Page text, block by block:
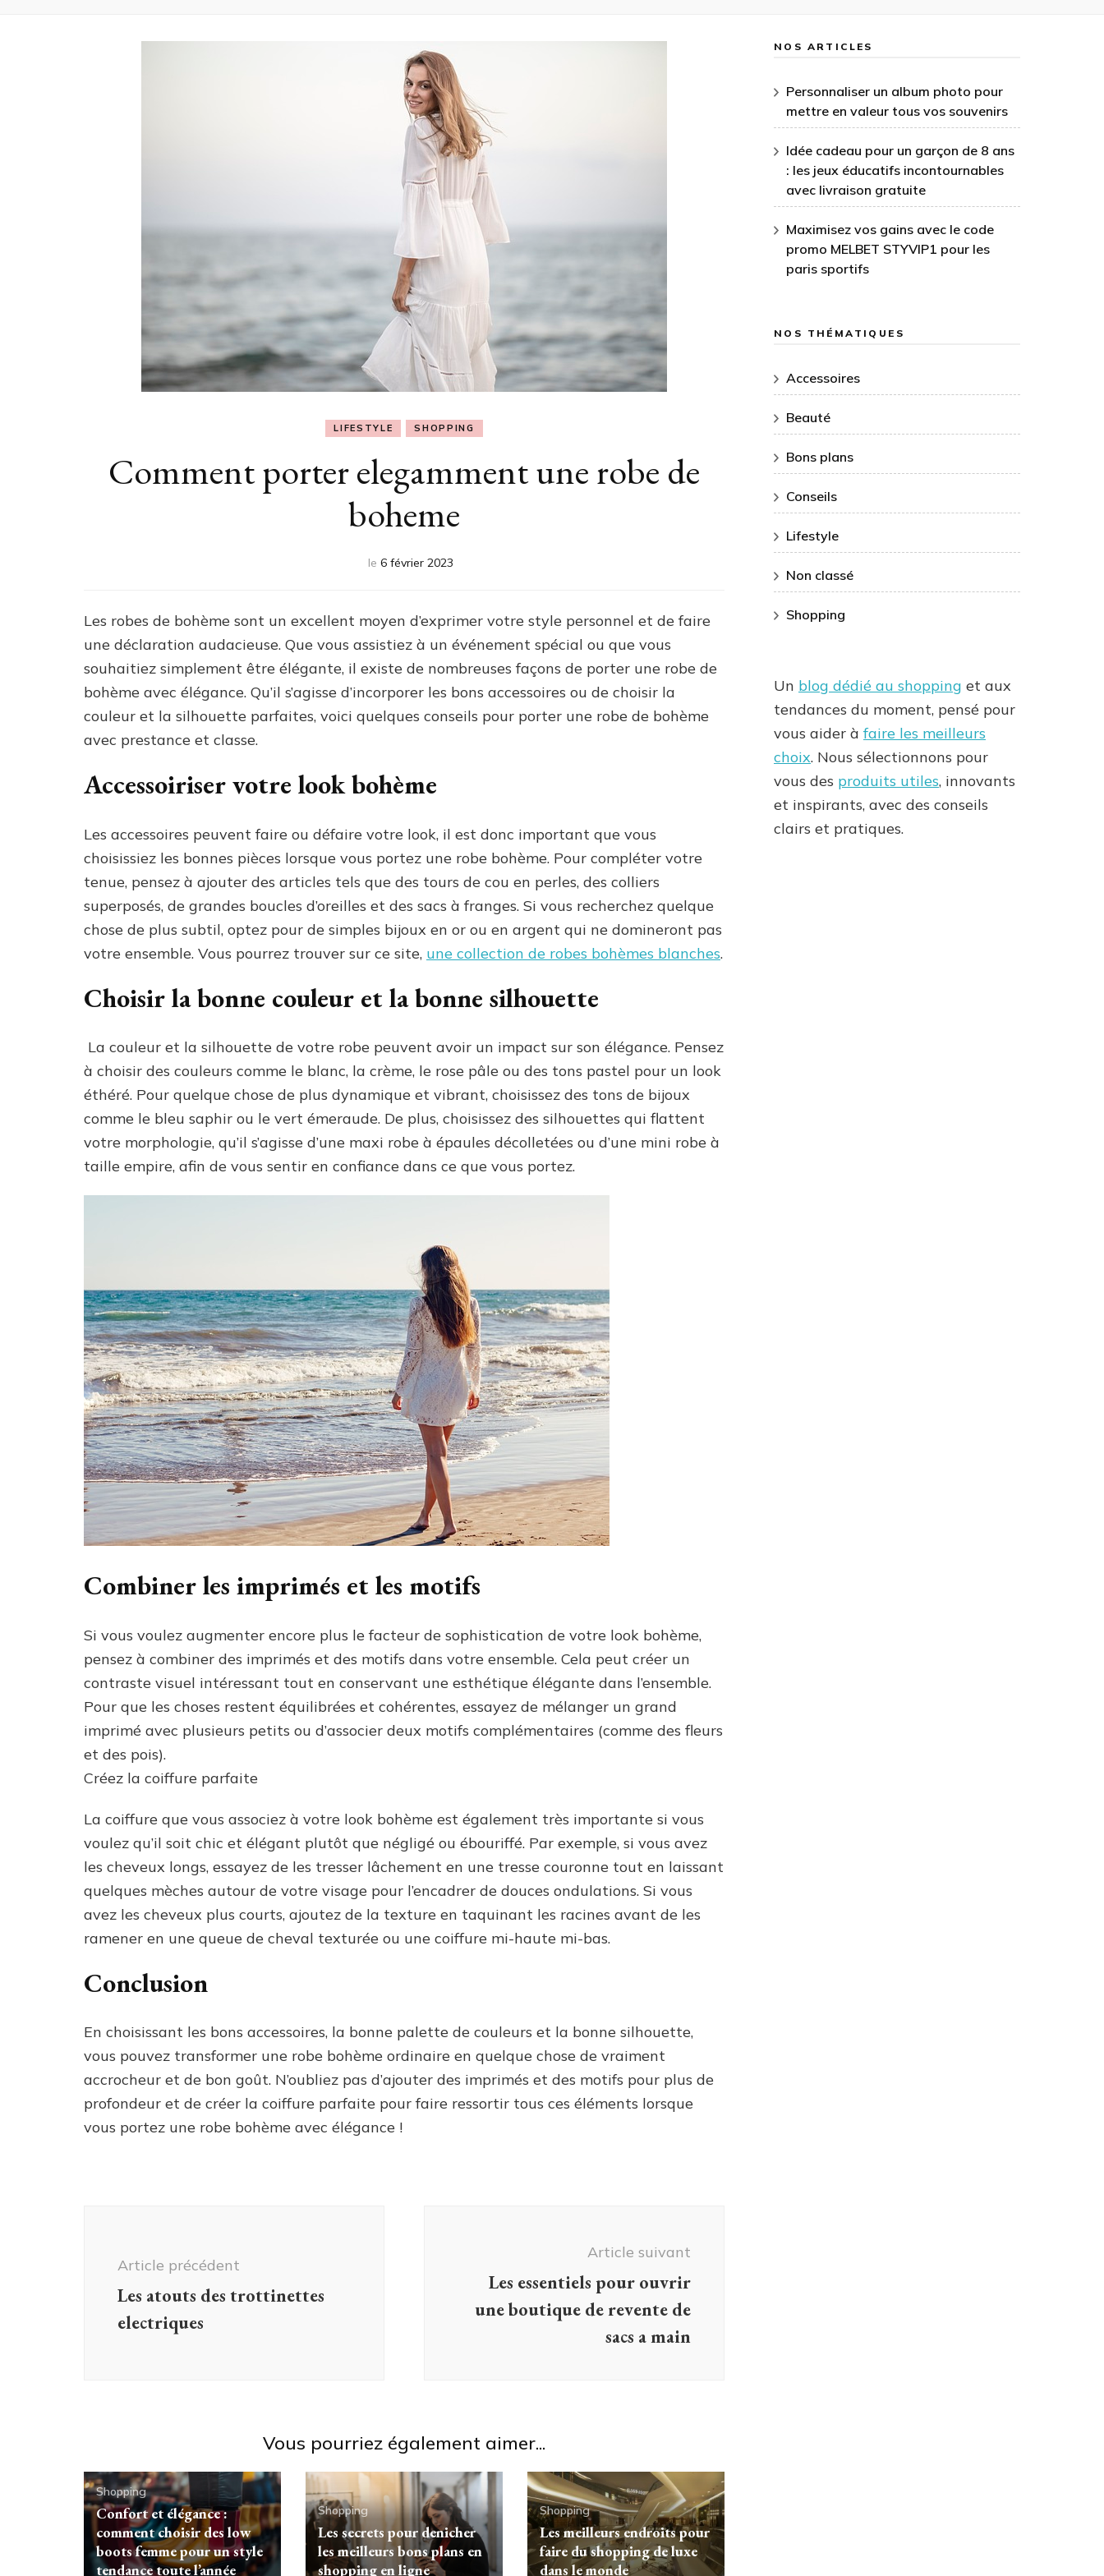
LIFESTYLE SHOPPING
Comment porter elegamment une robe de
boheme
le 6 février 2023
Les robes de bohème sont un excellent moyen d’exprimer votre style personnel et de faire
une déclaration audacieuse. Que vous assistiez à un événement spécial ou que vous
souhaitiez simplement être élégante, il existe de nombreuses façons de porter une robe de
bohème avec élégance. Qu’il s’agisse d’incorporer les bons accessoires ou de choisir la
couleur et la silhouette parfaites, voici quelques conseils pour porter une robe de bohème
avec prestance et classe.
Accessoiriser votre look bohème
Les accessoires peuvent faire ou défaire votre look, il est donc important que vous
choisissiez les bonnes pièces lorsque vous portez une robe bohème. Pour compléter votre
tenue, pensez à ajouter des articles tels que des tours de cou en perles, des colliers
superposés, de grandes boucles d’oreilles et des sacs à franges. Si vous recherchez quelque
chose de plus subtil, optez pour de simples bijoux en or ou en argent qui ne domineront pas
votre ensemble. Vous pourrez trouver sur ce site, une collection de robes bohèmes blanches.
Choisir la bonne couleur et la bonne silhouette
La couleur et la silhouette de votre robe peuvent avoir un impact sur son élégance. Pensez
à choisir des couleurs comme le blanc, la crème, le rose pâle ou des tons pastel pour un look
éthéré. Pour quelque chose de plus dynamique et vibrant, choisissez des tons de bijoux
comme le bleu saphir ou le vert émeraude. De plus, choisissez des silhouettes qui flattent
votre morphologie, qu’il s’agisse d’une maxi robe à épaules décolletées ou d’une mini robe à
taille empire, afin de vous sentir en confiance dans ce que vous portez.
Combiner les imprimés et les motifs
Si vous voulez augmenter encore plus le facteur de sophistication de votre look bohème,
pensez à combiner des imprimés et des motifs dans votre ensemble. Cela peut créer un
contraste visuel intéressant tout en conservant une esthétique élégante dans l’ensemble.
Pour que les choses restent équilibrées et cohérentes, essayez de mélanger un grand
imprimé avec plusieurs petits ou d’associer deux motifs complémentaires (comme des fleurs
et des pois).
Créez la coiffure parfaite
La coiffure que vous associez à votre look bohème est également très importante si vous
voulez qu’il soit chic et élégant plutôt que négligé ou ébouriffé. Par exemple, si vous avez
les cheveux longs, essayez de les tresser lâchement en une tresse couronne tout en laissant
quelques mèches autour de votre visage pour l’encadrer de douces ondulations. Si vous
avez les cheveux plus courts, ajoutez de la texture en taquinant les racines avant de les
ramener en une queue de cheval texturée ou une coiffure mi-haute mi-bas.
Conclusion
En choisissant les bons accessoires, la bonne palette de couleurs et la bonne silhouette,
vous pouvez transformer une robe bohème ordinaire en quelque chose de vraiment
accrocheur et de bon goût. N’oubliez pas d’ajouter des imprimés et des motifs pour plus de
profondeur et de créer la coiffure parfaite pour faire ressortir tous ces éléments lorsque
vous portez une robe bohème avec élégance !
Article précédent
Les atouts des trottinettes
electriques
Article suivant
Les essentiels pour ouvrir
une boutique de revente de
sacs a main
Vous pourriez également aimer...
Shopping
Confort et élégance :
comment choisir des low
boots femme pour un style
tendance toute l’année
Shopping
Les secrets pour denicher
les meilleurs bons plans en
shopping en ligne
Shopping
Les meilleurs endroits pour
faire du shopping de luxe
dans le monde
NOS ARTICLES
Personnaliser un album photo pour
mettre en valeur tous vos souvenirs
Idée cadeau pour un garçon de 8 ans
: les jeux éducatifs incontournables
avec livraison gratuite
Maximisez vos gains avec le code
promo MELBET STYVIP1 pour les
paris sportifs
NOS THÉMATIQUES
Accessoires
Beauté
Bons plans
Conseils
Lifestyle
Non classé
Shopping
Un blog dédié au shopping et aux
tendances du moment, pensé pour
vous aider à faire les meilleurs
choix. Nous sélectionnons pour
vous des produits utiles, innovants
et inspirants, avec des conseils
clairs et pratiques.